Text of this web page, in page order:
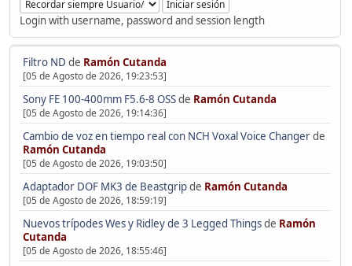
Login with username, password and session length
Filtro ND de Ramón Cutanda
[05 de Agosto de 2026, 19:23:53]
Sony FE 100-400mm F5.6-8 OSSde Ramón Cutanda
[05 de Agosto de 2026, 19:14:36]
Cambio de voz en tiempo real con NCH Voxal Voice Changerde
Ramón Cutanda
[05 de Agosto de 2026, 19:03:50]
Adaptador DOF MK3 de Beastgripde Ramón Cutanda
[05 de Agosto de 2026, 18:59:19]
Nuevos trípodes Wes y Ridley de 3 Legged Thingsde Ramón
Cutanda
[05 de Agosto de 2026, 18:55:46]